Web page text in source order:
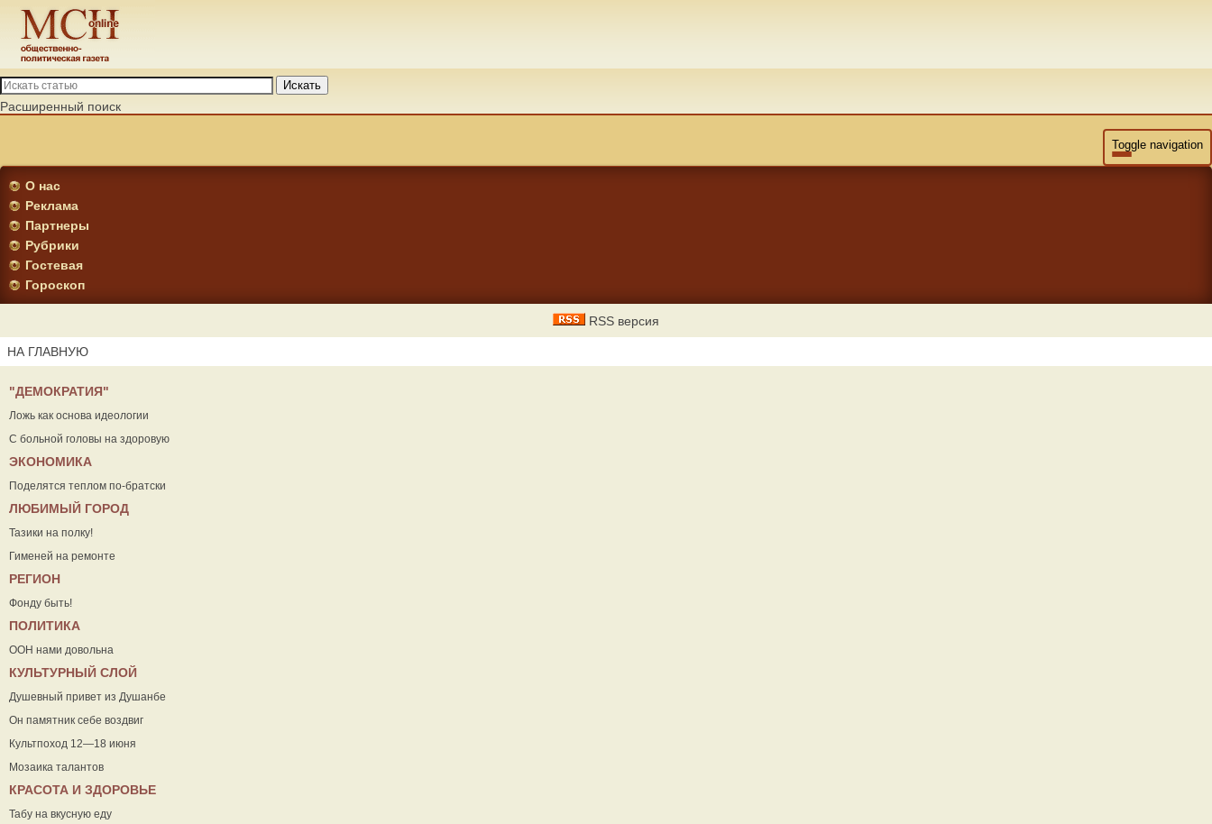
Искать
Расширенный поиск
Toggle navigation
О нас
Реклама
Партнеры
Рубрики
Гостевая
Гороскоп
RSS версия
НА ГЛАВНУЮ
"ДЕМОКРАТИЯ"
Ложь как основа идеологии
С больной головы на здоровую
ЭКОНОМИКА
Поделятся теплом по-братски
ЛЮБИМЫЙ ГОРОД
Тазики на полку!
Гименей на ремонте
РЕГИОН
Фонду быть!
ПОЛИТИКА
ООН нами довольна
КУЛЬТУРНЫЙ СЛОЙ
Душевный привет из Душанбе
Он памятник себе воздвиг
Культпоход 12—18 июня
Мозаика талантов
КРАСОТА И ЗДОРОВЬЕ
Табу на вкусную еду